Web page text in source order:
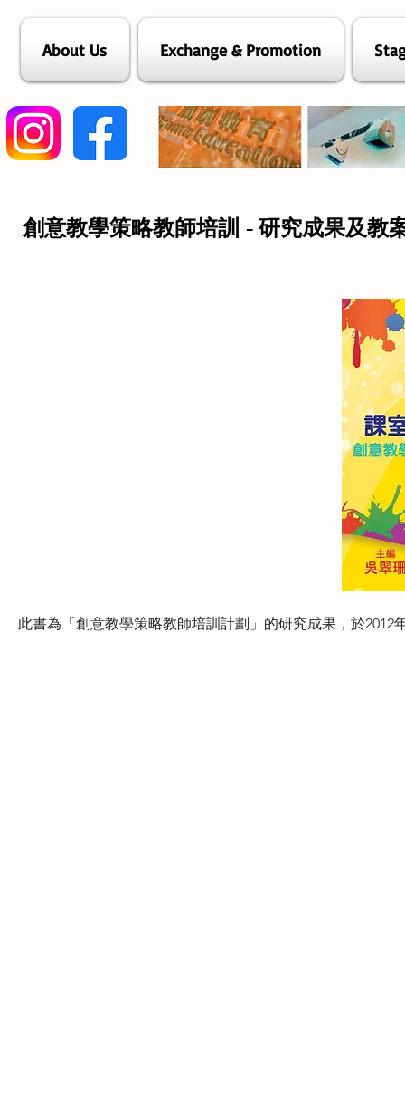
About Us Exchange & Promotion
創意教學策略教師培訓 - 研究成果及教
此書為「創意教學策略教師培訓計劃」的研究成果，於2012